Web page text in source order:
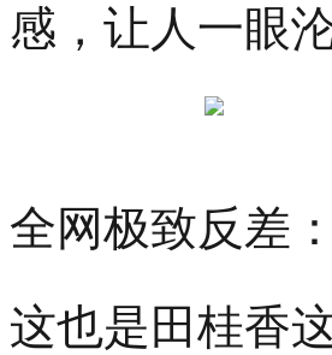
感，让人一眼
全网极致反差
这也是田桂香